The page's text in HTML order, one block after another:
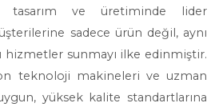
tasarım ve üretiminde lider
sadece ürün değil, aynı
hizmetler sunmayı ilke edinmiştir.
teknoloji makineleri ve uzman
yüksek kalite standartlarına